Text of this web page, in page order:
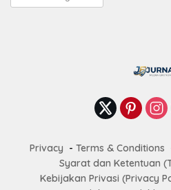
Terbaru
Privacy Terms & Conditions
Syarat dan Ketentuan
Kebijakan Privasi (Privacy